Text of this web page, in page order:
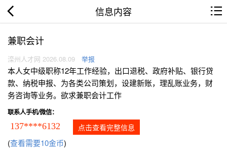
信息内容
兼职会计
滦州人才网 2026.08.09 举报
本人女中级职称12年工作经验，出口退税、政府补贴、银行贷
款、纳税申报、为各类公司策划，设建新账，理乱账业务，财
务咨询等业务。欲求兼职会计工作
联系人手机/微信：
137****6132 点击查看完整信息
(查看需要10金币)